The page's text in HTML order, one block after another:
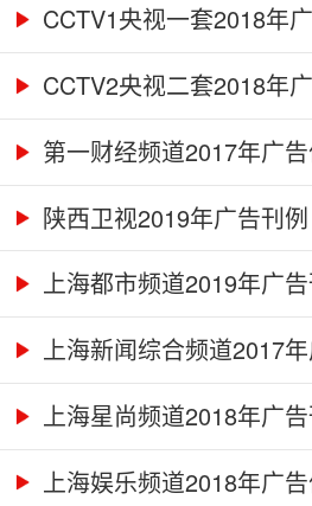
CCTV1央视一套2018年
CCTV2央视二套2018年
第一财经频道2017年广
陕西卫视2019年广告刊例
上海都市频道2019年广
上海新闻综合频道2017
上海星尚频道2018年广
上海娱乐频道2018年广